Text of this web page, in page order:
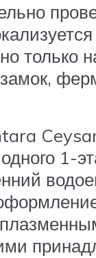
только
1-